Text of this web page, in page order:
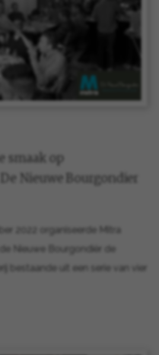
smaak op
Nieuwe Bourgondier
2022 organiseerde Mitra
Nieuwe Bourgondiër de
bestaande uit een serie van vier